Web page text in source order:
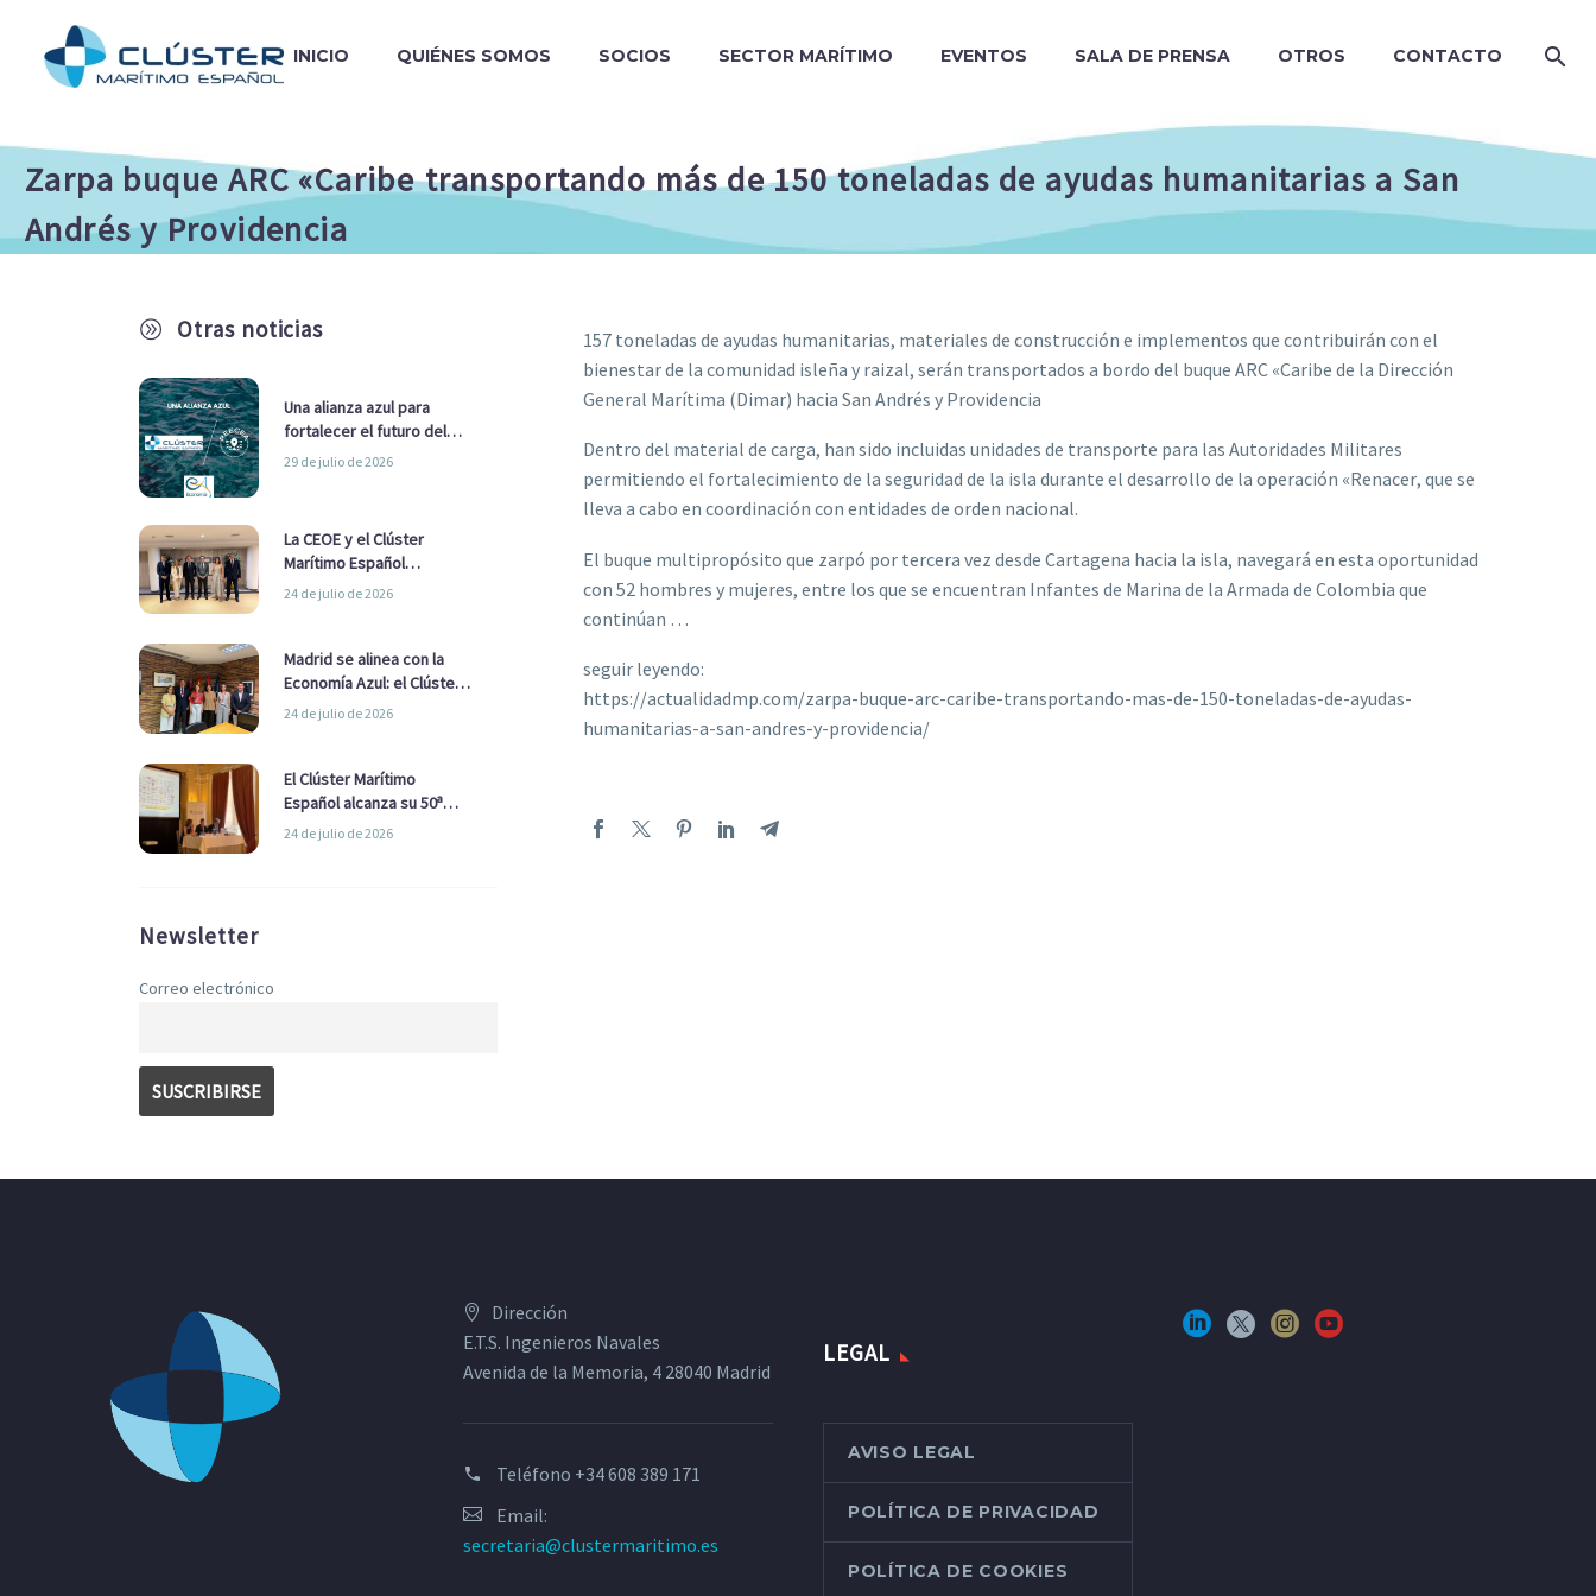
INICIO QUIÉNES SOMOS SOCIOS SECTOR MARÍTIMO EVENTOS SALA DE PRENSA OTROS CONTACTO
Zarpa buque ARC «Caribe transportando más de 150 toneladas de ayudas humanitarias a San
Andrés y Providencia
A Otras noticias
Una alianza azul para
fortalecer el futuro del
sector marítimo
29 de julio de 2026
La CEOE y el Clúster
Marítimo Español
refuerzan su alianza para
24 de julio de 2026
Madrid se alinea con la
Economía Azul: el Clúster
Marítimo Español y la Real
Ayuntamiento
24 de julio de 2026
El Clúster Marítimo
Español alcanza su 50ª
Asamblea reafirmando su
24 de julio de 2026
Newsletter
Correo electrónico
157 toneladas de ayudas humanitarias, materiales de construcción e implementos que contribuirán con el
bienestar de la comunidad isleña y raizal, serán transportados a bordo del buque ARC «Caribe de la Dirección
General Marítima (Dimar) hacia San Andrés y Providencia
Dentro del material de carga, han sido incluidas unidades de transporte para las Autoridades Militares
permitiendo el fortalecimiento de la seguridad de la isla durante el desarrollo de la operación «Renacer, que se
lleva a cabo en coordinación con entidades de orden nacional.
El buque multipropósito que zarpó por tercera vez desde Cartagena hacia la isla, navegará en esta oportunidad
con 52 hombres y mujeres, entre los que se encuentran Infantes de Marina de la Armada de Colombia que
continúan …
seguir leyendo:
https://actualidadmp.com/zarpa-buque-arc-caribe-transportando-mas-de-150-toneladas-de-ayudas-
humanitarias-a-san-andres-y-providencia/
Dirección
E.T.S. Ingenieros Navales
Avenida de la Memoria, 4 28040 Madrid
Teléfono +34 608 389 171
Email:
secretaria@clustermaritimo.es
LEGAL
AVISO LEGAL
POLÍTICA DE PRIVACIDAD
POLÍTICA DE COOKIES